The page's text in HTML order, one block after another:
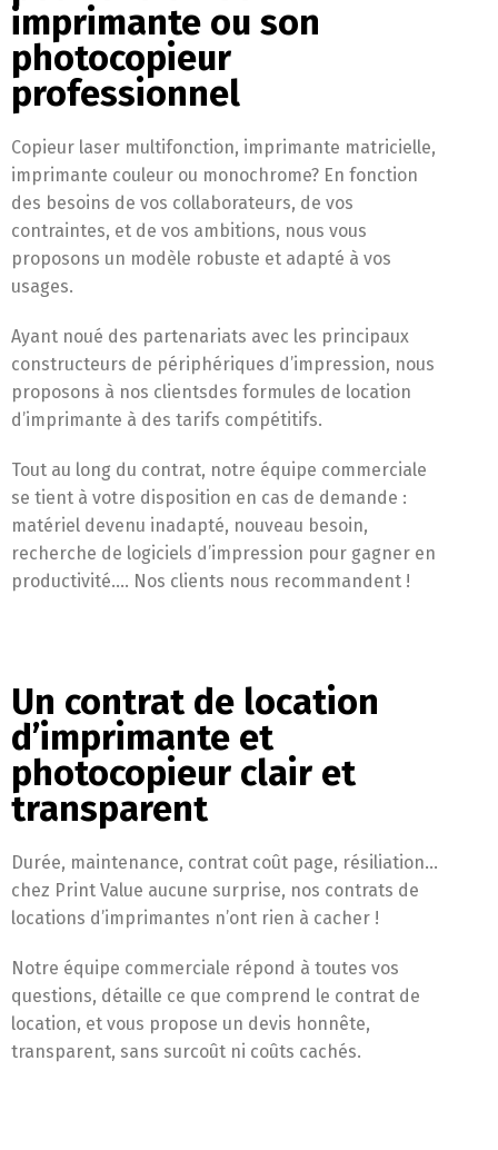
imprimante ou son
photocopieur
professionnel
Copieur laser multifonction, imprimante matricielle,
imprimante couleur ou monochrome? En fonction
des besoins de vos collaborateurs, de vos
contraintes, et de vos ambitions, nous vous
proposons un modèle robuste et adapté à vos
usages.
Ayant noué des partenariats avec les principaux
constructeurs de périphériques d’impression, nous
proposons à nos clientsdes formules de location
d’imprimante à des tarifs compétitifs.
Tout au long du contrat, notre équipe commerciale
se tient à votre disposition en cas de demande :
matériel devenu inadapté, nouveau besoin,
recherche de logiciels d’impression pour gagner en
productivité…. Nos clients nous recommandent !
Un contrat de location
d’imprimante et
photocopieur clair et
transparent
Durée, maintenance, contrat coût page, résiliation…
chez Print Value aucune surprise, nos contrats de
locations d’imprimantes n’ont rien à cacher !
Notre équipe commerciale répond à toutes vos
questions, détaille ce que comprend le contrat de
location, et vous propose un devis honnête,
transparent, sans surcoût ni coûts cachés.